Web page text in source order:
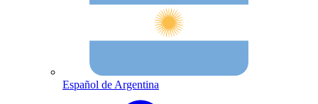
Español de Argentina